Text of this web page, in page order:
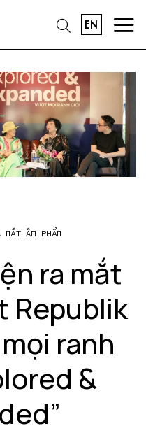
EN
MẮT ẤN PHẨM
ra mắt
Republik
ranh
&